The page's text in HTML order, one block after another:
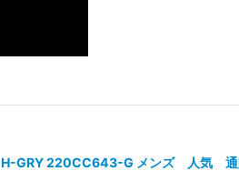
H-GRY 220CC643-G メンズ 人気 通